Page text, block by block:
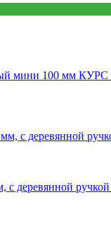
мини 100 мм КУРС
деревянной